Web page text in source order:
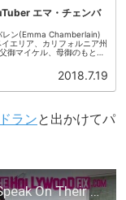
エマ・チェンバ
レン(Emma Chamberlain)
エリア、カリフォルニア州
御マイケル、母御のもと、
2018.7.19
ランと出かけてパ
Emma Chamberlain & Ethan Dolan Speak On Their Relationship & React To Jake Paul's Wedding 7.12.19